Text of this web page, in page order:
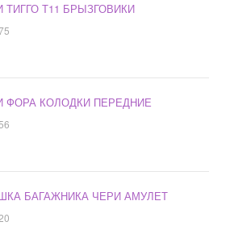
ТИГГО Т11 БРЫЗГОВИКИ
ФОРА КОЛОДКИ ПЕРЕДНИЕ
БАГАЖНИКА ЧЕРИ АМУЛЕТ